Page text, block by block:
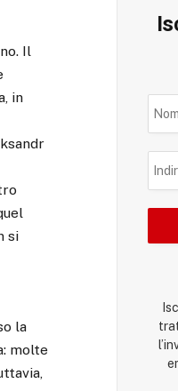
Il
in
si
la
molte